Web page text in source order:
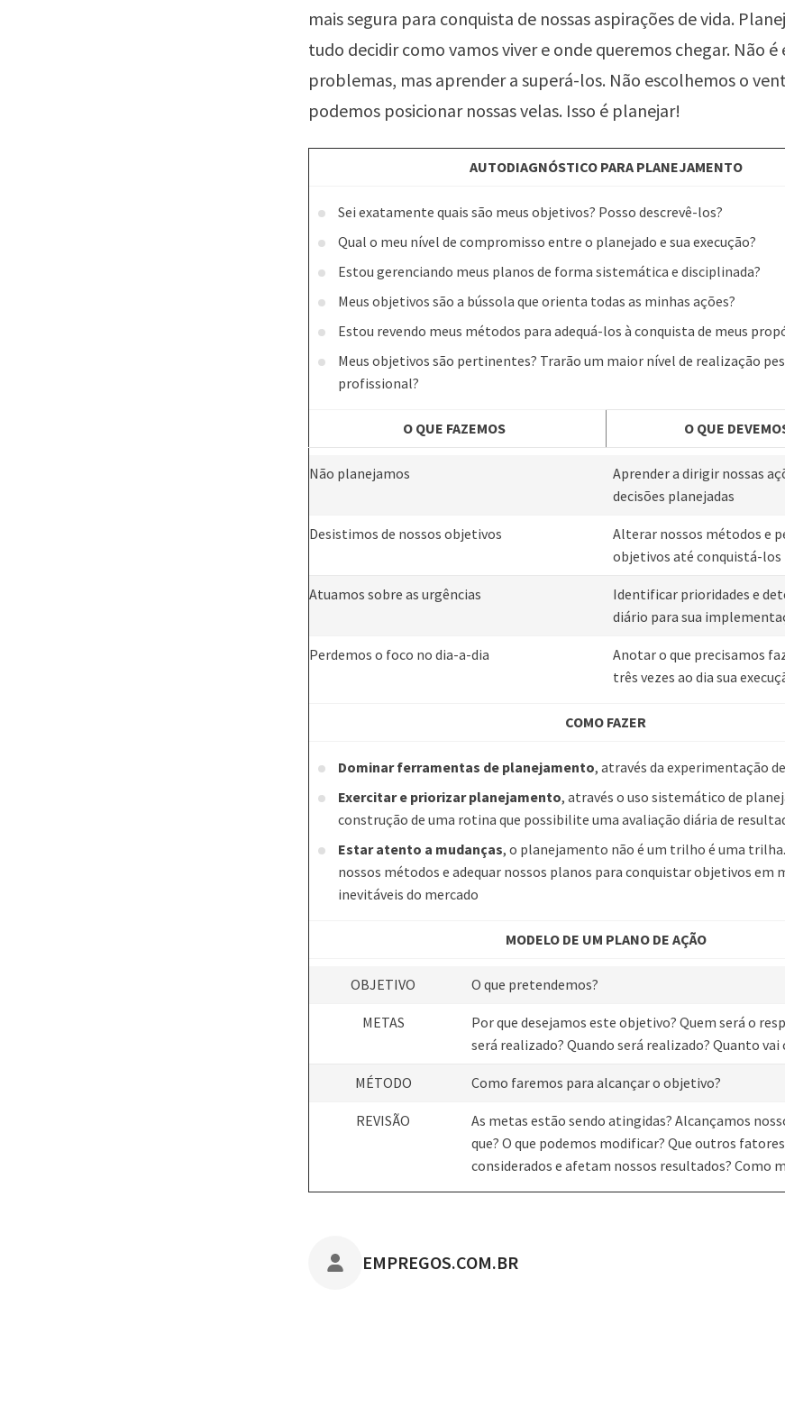
mais segura para conquista de nossas aspirações de vida.
tudo decidir como vamos viver e onde queremos chegar. Não é
problemas, mas aprender a superá-los. Não escolhemos o
podemos posicionar nossas velas. Isso é planejar!
AUTODIAGNÓSTICO PARA PLANEJAMENTO
Sei exatamente quais são meus objetivos? Posso descrevê-los?
Qual o meu nível de compromisso entre o planejado e sua execução?
Estou gerenciando meus planos de forma sistemática e disciplinada?
Meus objetivos são a bússola que orienta todas as minhas ações?
Estou revendo meus métodos para adequá-los à conquista de meus
Meus objetivos são pertinentes? Trarão um maior nível de realização
profissional?
O QUE FAZEMOS O QUE
Não planejamos
Aprender a dirigir nossas
decisões planejadas
Desistimos de nossos objetivos
Alterar nossos métodos e
objetivos até conquistá-los
Atuamos sobre as urgências
Identificar prioridades e
diário para sua
Perdemos o foco no dia-a-dia
Anotar o que precisamos
três vezes ao dia sua
COMO FAZER
Dominar ferramentas de planejamento, através da experimentação
Exercitar e priorizar planejamento, através o uso sistemático de
construção de uma rotina que possibilite uma avaliação diária de
Estar atento a mudanças, o planejamento não é um trilho é uma
nossos métodos e adequar nossos planos para conquistar objetivos em
inevitáveis do mercado
MODELO DE UM PLANO DE AÇÃO
OBJETIVO O que pretendemos?
METAS
Por que desejamos este objetivo? Quem será o
será realizado? Quando será realizado? Quanto vai
MÉTODO Como faremos para alcançar o objetivo?
REVISÃO
As metas estão sendo atingidas? Alcançamos
que? O que podemos modificar? Que outros
considerados e afetam nossos resultados? Como
POSTADO POR
EMPREGOS.COM.BR